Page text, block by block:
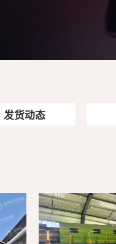
发货动态